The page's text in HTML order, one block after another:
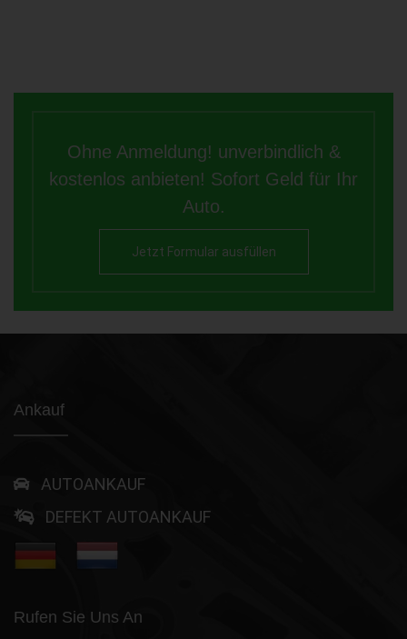
Ohne Anmeldung! unverbindlich &
kostenlos anbieten! Sofort Geld für Ihr
Auto.
Jetzt Formular ausfüllen
Ankauf
AUTOANKAUF
DEFEKT AUTOANKAUF
Rufen Sie Uns An